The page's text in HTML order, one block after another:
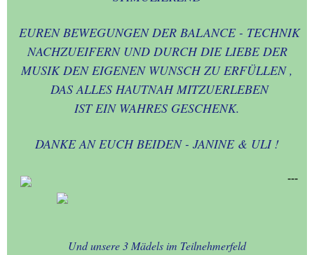
EUREN BEWEGUNGEN DER BALANCE - TECHNIK
NACHZUEIFERN UND DURCH DIE LIEBE DER
MUSIK DEN EIGENEN WUNSCH ZU ERFÜLLEN ,
DAS ALLES HAUTNAH MITZUERLEBEN
IST EIN WAHRES GESCHENK.
DANKE AN EUCH BEIDEN - JANINE & ULI !
---
Und unsere 3 Mädels im Teilnehmerfeld